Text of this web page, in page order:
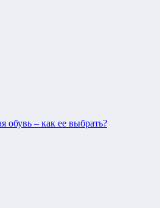
обувь – как ее выбрать?